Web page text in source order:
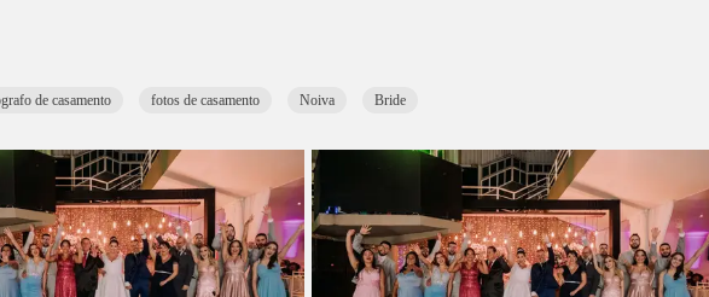
de casamento fotos de casamento Noiva Bride